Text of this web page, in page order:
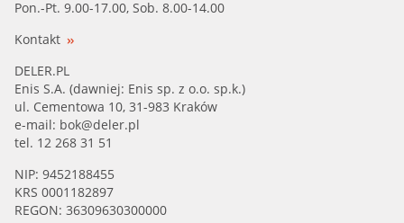
Pon.-Pt. 9.00-17.00, Sob. 8.00-14.00
Kontakt
DELER.PL
Enis S.A. (dawniej: Enis sp. z o.o. sp.k.)
ul. Cementowa 10, 31-983 Kraków
e-mail: bok@deler.pl
tel. 12 268 31 51
NIP: 9452188455
KRS 0001182897
REGON: 36309630300000